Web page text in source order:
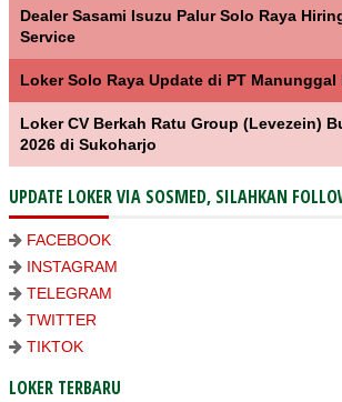
Dealer Sasami Isuzu Palur Solo Raya
Service
Loker Solo Raya Update di PT Manunggal
Loker CV Berkah Ratu Group (Levezein)
2026 di Sukoharjo
UPDATE LOKER VIA SOSMED, SILAHKAN
FACEBOOK
INSTAGRAM
TELEGRAM
TWITTER
TIKTOK
LOKER TERBARU